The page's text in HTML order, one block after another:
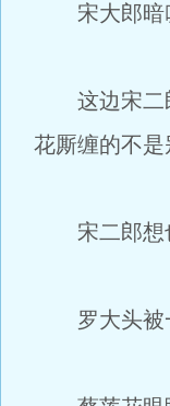
宋大郎暗叹
这边宋二郎
花厮缠的不是
宋二郎想也
罗大头被一